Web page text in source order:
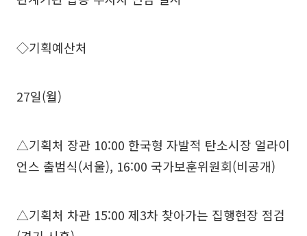
◇기획예산처
27일(월)
△기획처 장관 10:00 한국형 자발적 탄소시장 얼라이
언스 출범식(서울), 16:00 국가보훈위원회(비공개)
△기획처 차관 15:00 제3차 찾아가는 집행현장 점검